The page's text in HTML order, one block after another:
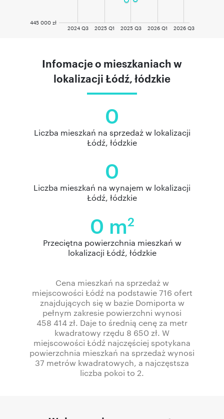
2024 Q3 2025 Q1 2025 Q3 2026 Q1 2026 Q3
445 000 zł
Infomacje o mieszkaniach w
lokalizacji Łódź, łódzkie
0
Liczba mieszkań na sprzedaż w lokalizacji
Łódź, łódzkie
0
Liczba mieszkań na wynajem w lokalizacji
Łódź, łódzkie
0 m2
Przeciętna powierzchnia mieszkań w
lokalizacji Łódź, łódzkie
Cena mieszkań na sprzedaż w
miejscowości Łódź na podstawie 716 ofert
znajdujących się w bazie Domiporta w
pełnym zakresie powierzchni wynosi
458 414 zł. Daje to średnią cenę za metr
kwadratowy rzędu 8 650 zł. W
miejscowości Łódź najczęściej spotykana
powierzchnia mieszkań na sprzedaż wynosi
37 metrów kwadratowych, a najczęstsza
liczba pokoi to 2.